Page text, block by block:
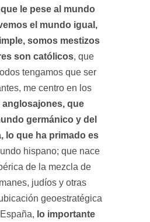
le pese al mundo
el mundo igual,
somos mestizos
son católicos, que
tengamos que ser
me centro en los
anglosajones, que
germánico y del
lo que ha primado es
hispano; que nace
de la mezcla de
judíos y otras
geoestratégica
lo importante